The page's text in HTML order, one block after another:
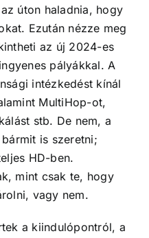
úton haladnia, hogy
Ezután nézze meg
az új 2024-es
pályákkal. A
intézkedést kínál
MultiHop-ot,
stb. De nem, a
is szeretni;
HD-ben.
mint csak te, hogy
vagy nem.
a kiindulópontról, a